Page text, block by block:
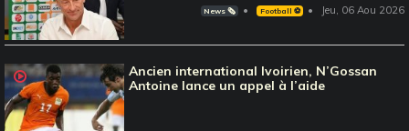
News 🗞️ Football ⚽️ Jeu, 06 Aou 2026
Ancien international Ivoirien, N’Gossan
Antoine lance un appel à l’aide